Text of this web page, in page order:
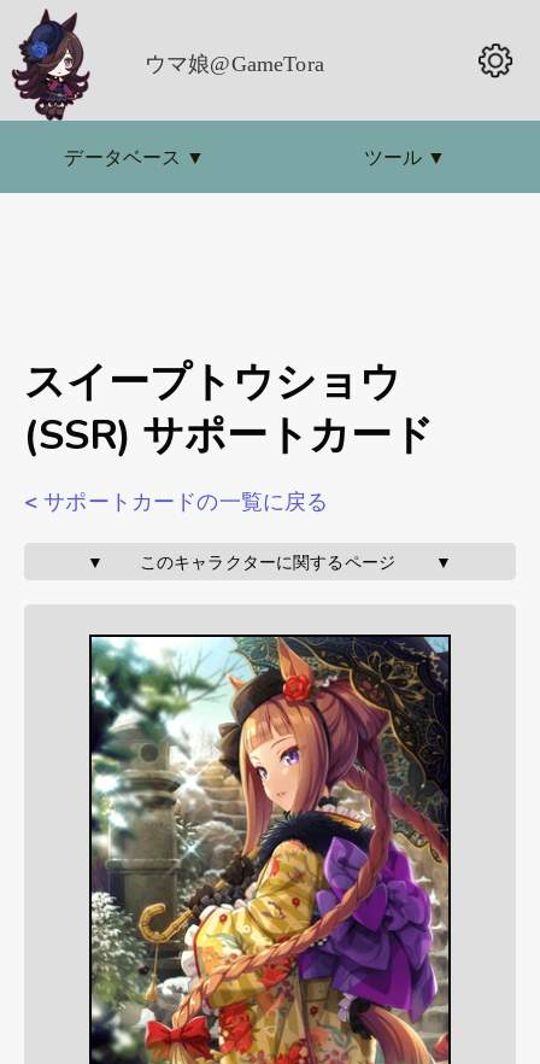
ウマ娘@GameTora
データベース ▼ ツール ▼
スイープトウショウ
(SSR) サポートカード
< サポートカードの一覧に戻る
▼       このキャラクターに関するページ        ▼